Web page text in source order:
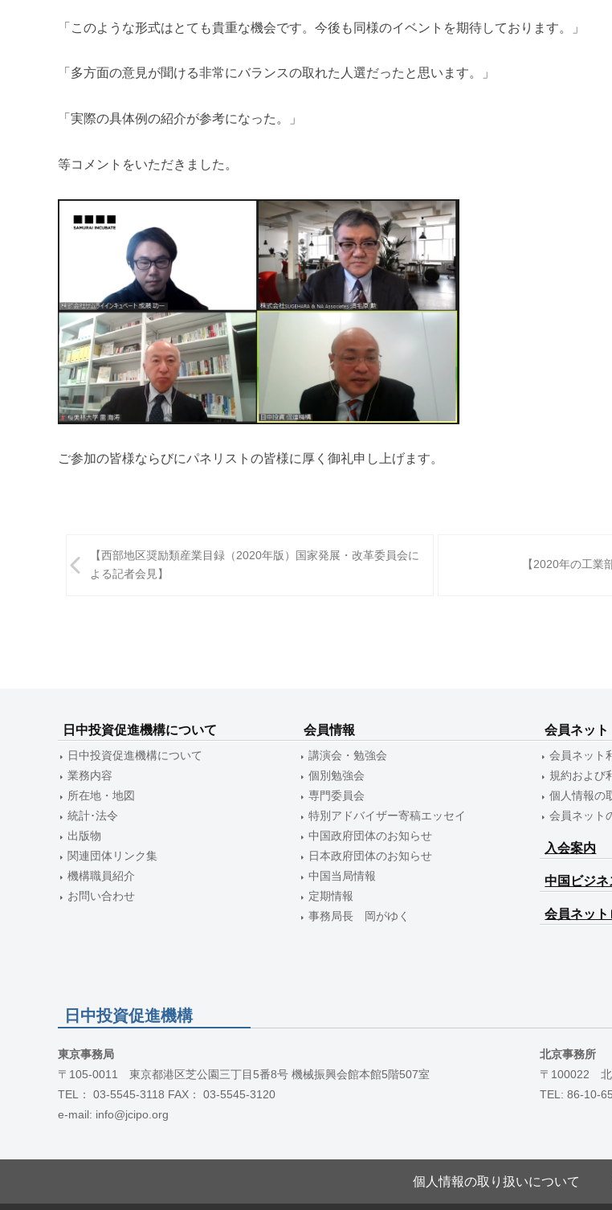
「このような形式はとても貴重な機会です。今後も同様のイベントを期待しております。」
「多方面の意見が聞ける非常にバランスの取れた人選だったと思います。」
「実際の具体例の紹介が参考になった。」
等コメントをいただきました。
ご参加の皆様ならびにパネリストの皆様に厚く御礼申し上げます。
稿
シ
ョ
ン
【西部地区奨励類産業目録（2020年版）国家発展・改革委員会に
よる記者会見】
【2020年の工業
日中投資促進機構について
日中投資促進機構について
業務内容
所在地・地図
統計･法令
出版物
関連団体リンク集
機構職員紹介
お問い合わせ
会員情報
講演会・勉強会
個別勉強会
専門委員会
特別アドバイザー寄稿エッセイ
中国政府団体のお知らせ
日本政府団体のお知らせ
中国当局情報
定期情報
事務局長 岡がゆく
会員ネット
会員ネット
規約および
個人情報の
会員ネット
入会案内
中国ビジ
会員ネッ
日中投資促進機構
東京事務局
〒105-0011 東京都港区芝公園三丁目5番8号 機械振興会館本館5階507室
TEL： 03-5545-3118 FAX： 03-5545-3120
e-mail: info@jcipo.org
北京事務所
〒100022 北
TEL: 86-10-
個人情報の取り扱いについて